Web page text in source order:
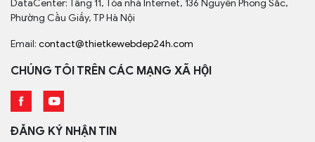
DataCenter: Tầng 11, Tòa nhà Internet, 136 Nguyễn Phong Sắc,
Phường Cầu Giấy, TP Hà Nội
Email: contact@thietkewebdep24h.com
CHÚNG TÔI TRÊN CÁC MẠNG XÃ HỘI
ĐĂNG KÝ NHẬN TIN